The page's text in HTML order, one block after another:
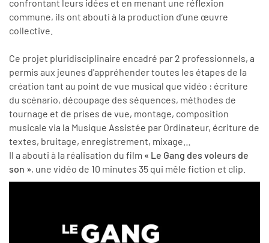
confrontant leurs idées et en menant une réflexion
commune, ils ont abouti à la production d’une œuvre
collective.
Ce projet pluridisciplinaire encadré par 2 professionnels, a
permis aux jeunes d'appréhender toutes les étapes de la
création tant au point de vue musical que vidéo : écriture
du scénario, découpage des séquences, méthodes de
tournage et de prises de vue, montage, composition
musicale via la Musique Assistée par Ordinateur, écriture de
textes, bruitage, enregistrement, mixage…
Il a abouti à la réalisation du film « Le Gang des voleurs de
son », une vidéo de 10 minutes 35 qui mêle fiction et clip.